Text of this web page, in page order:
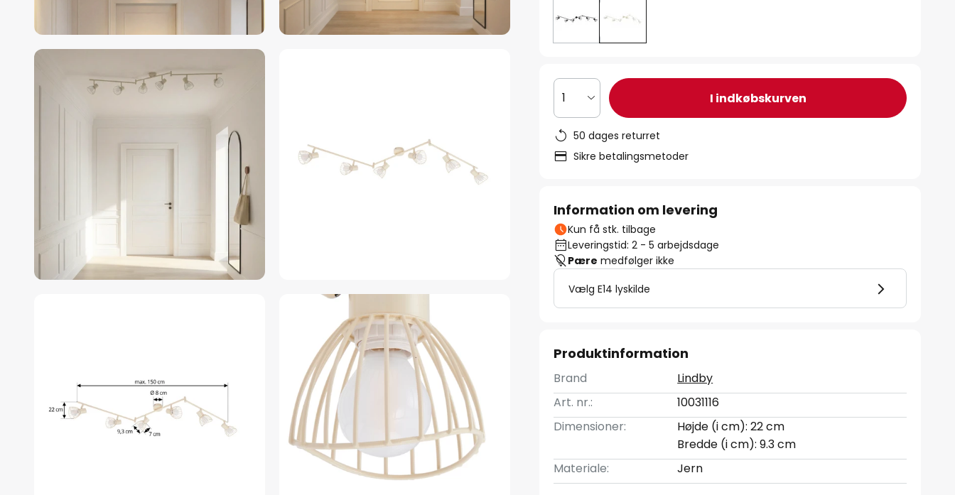
1 I indkøbskurven
50 dages returret
Sikre betalingsmetoder
Information om levering
Kun få stk. tilbage
Leveringstid: 2 - 5 arbejdsdage
Pære medfølger ikke
Vælg E14 lyskilde
Produktinformation
Brand
Lindby
Art. nr.:
10031116
Dimensioner:
Højde (i cm): 22 cm
Bredde (i cm): 9.3 cm
Materiale:
Jern